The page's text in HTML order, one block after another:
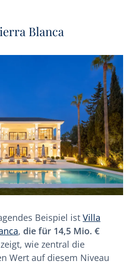
Blanca
Beispiel ist Villa
, die für 14,5 Mio. €
wie zentral die
Wert auf diesem Niveau